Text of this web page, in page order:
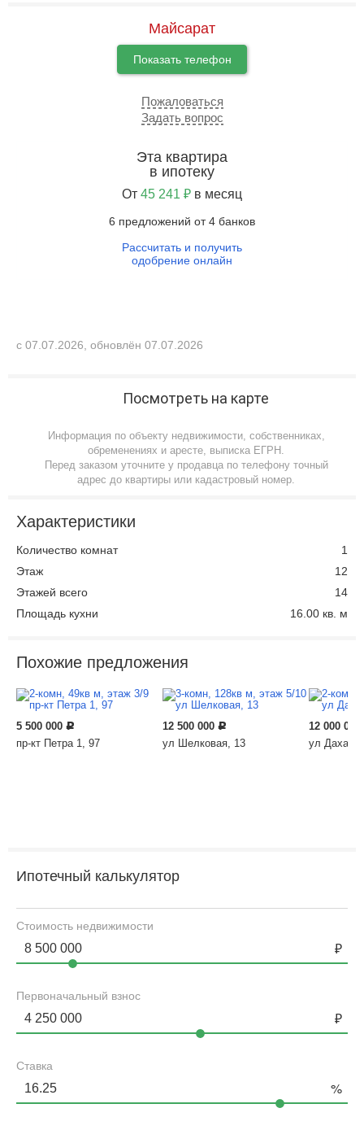
Майсарат
Показать телефон
Пожаловаться
Задать вопрос
Эта квартира
в ипотеку
От 45 241 ₽ в месяц
6 предложений от 4 банков
Рассчитать и получить
одобрение онлайн
с 07.07.2026, обновлён 07.07.2026
Посмотреть на карте
Информация по объекту недвижимости, собственниках,
обременениях и аресте, выписка ЕГРН.
Перед заказом уточните у продавца по телефону точный
адрес до квартиры или кадастровый номер.
Характеристики
Количество комнат
1
Этаж
12
Этажей всего
14
Площадь кухни
16.00 кв. м
Похожие предложения
5 500 000 Р
пр-кт Петра 1, 97
12 500 000 Р
ул Шелковая, 13
12 000 000
ул
Ипотечный калькулятор
Стоимость недвижимости
Первоначальный взнос
Ставка